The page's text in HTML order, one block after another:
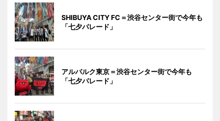
SHIBUYA CITY FC＝渋谷センター街で今年も
「七夕パレード」
アルバルク東京＝渋谷センター街で今年も
「七夕パレード」